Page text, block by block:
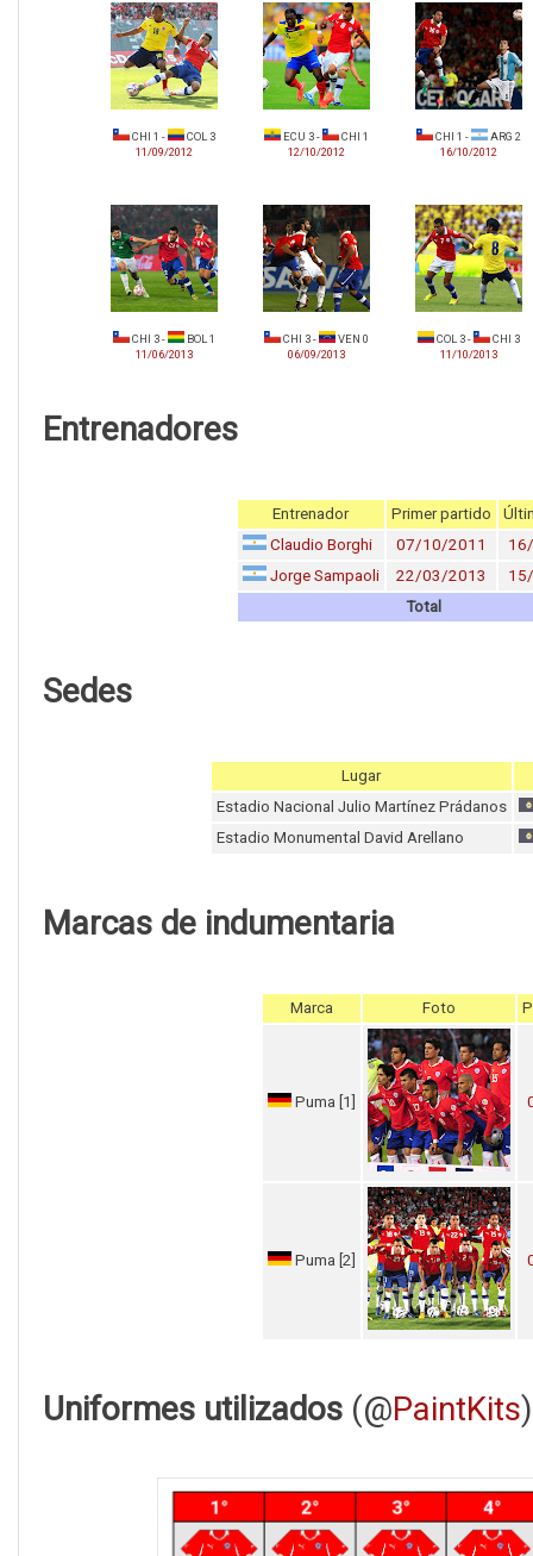
CHI 1 -
COL 3
11/09/2012
ECU 3 -
CHI 1
12/10/2012
CHI 1 -
ARG 2
16/10/2012
CHI 3 -
BOL 1
11/06/2013
CHI 3 -
VEN 0
06/09/2013
COL 3 -
CHI 3
11/10/2013
Entrenadores
Entrenador Primer partido
Claudio Borghi
07/10/2011
Jorge Sampaoli
22/03/2013
Total
Sedes
Lugar
Estadio Nacional Julio Martínez Prádanos
Estadio Monumental David Arellano
Marcas de indumentaria
Marca Foto
Puma [1]
Puma [2]
Uniformes utilizados (@PaintKits)